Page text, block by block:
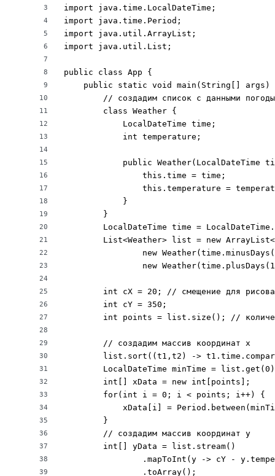
3
4
5
6
7
8
9
10
11
12
13
14
15
16
17
18
19
20
21
22
23
24
25
26
27
28
29
30
31
32
33
34
35
36
37
38
39
import java.time.LocalDateTime;
import java.time.Period;
import java.util.ArrayList;
import java.util.List;
public class App {
public static void main(String[] args)
        // создадим список с данными погоды
        class Weather {
            LocalDateTime time;
            int temperature;
public Weather(LocalDateTime
                this.time = time;
this.temperature =
            }
        }
LocalDateTime time =
List<Weather> list = new
new
new
int cX = 20; // смещение для
        int cY = 350;
int points = list.size(); //
        // создадим массив координат х
list.sort((t1,t2) ->
LocalDateTime minTime =
        int[] xData = new int[points];
        for(int i = 0; i < points; i++) {
xData[i] =
        }
        // создадим массив координат y
        int[] yData = list.stream()
.mapToInt(y -> cY -
                .toArray();